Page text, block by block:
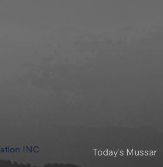
INC Today's Mussar